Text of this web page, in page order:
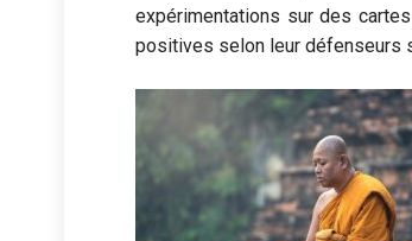
expérimentations sur des
positives selon leur défenseurs